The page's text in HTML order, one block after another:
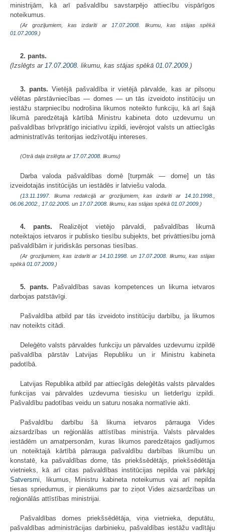
ministrijām, kā arī pašvaldību savstarpējo attiecību vispārīgos
noteikumus.
(Ar grozījumiem, kas izdarīti ar 17.07.2008 . likumu, kas stājas spēkā
01.07.2009. )
2. pants.
(Izslēgts ar 17.07.2008 . likumu, kas stājas spēkā 01.07.2009. )
3. pants. Vietējā pašvaldība ir vietējā pārvalde, kas ar pilsoņu
vēlētas pārstāvniecības — domes — un tās izveidoto institūciju un
iestāžu starpniecību nodrošina likumos noteikto funkciju, kā arī šajā
likumā paredzētajā kārtībā Ministru kabineta doto uzdevumu un
pašvaldības brīvprātīgo iniciatīvu izpildi, ievērojot valsts un attiecīgās
administratīvās teritorijas iedzīvotāju intereses.
(Otrā daļa izslēgta ar 17.07.2008 . likumu)
Darba valoda pašvaldības domē [turpmāk — dome] un tās
izveidotajās institūcijās un iestādēs ir latviešu valoda.
(13.11.1997. likuma redakcijā ar grozījumiem, kas izdarīti ar 14.10.1998.
06.06.2002.
17.02.2005. un 17.07.2008 . likumu, kas stājas spēkā 01.07.2009. )
4. pants. Realizējot vietējo pārvaldi, pašvaldības likumā
noteiktajos ietvaros ir publisko tiesību subjekts, bet privāttiesību jomā
pašvaldībām ir juridiskās personas tiesības.
(Ar grozījumiem, kas izdarīti ar 14.10.1998. un 17.07.2008 . likumu, kas stājas
spēkā 01.07.2009. )
5. pants. Pašvaldības savas kompetences un likuma ietvaros
darbojas patstāvīgi.
Pašvaldība atbild par tās izveidoto institūciju darbību, ja likumos
nav noteikts citādi.
Deleģēto valsts pārvaldes funkciju un pārvaldes uzdevumu izpildē
pašvaldība pārstāv Latvijas Republiku un ir Ministru kabineta
padotībā.
Latvijas Republika atbild par attiecīgās deleģētās valsts pārvaldes
funkcijas vai pārvaldes uzdevuma tiesisku un lietderīgu izpildi.
Pašvaldību padotības veidu un saturu nosaka normatīvie akti.
Pašvaldību darbību šā likuma ietvaros pārrauga Vides
aizsardzības un reģionālās attīstības ministrija. Valsts pārvaldes
iestādēm un amatpersonām, kuras likumos paredzētajos gadījumos
un noteiktajā kārtībā pārrauga pašvaldību darbības likumību un
konstatē, ka pašvaldības dome, tās priekšsēdētājs, priekšsēdētāja
vietnieks, kā arī citas pašvaldības institūcijas nepilda vai pārkāpj
Satversmi , likumus, Ministru kabineta noteikumus vai arī nepilda
tiesas spriedumus, ir pienākums par to ziņot Vides aizsardzības un
reģionālās attīstības ministrijai.
Pašvaldības domes priekšsēdētāja, viņa vietnieka, deputātu,
pašvaldības administrācijas darbinieku, pašvaldības iestāžu vadītāju